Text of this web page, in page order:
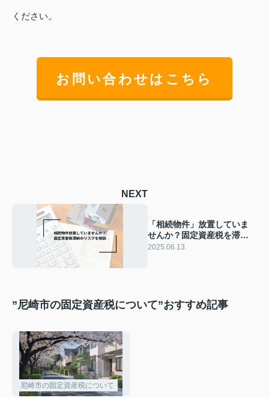
ください。
お問い合わせはこちら
NEXT
「相続物件」放置していま
せんか？固定資産税を滞納
するとどうなる？売却を考
2025.06.13
”尼崎市の固定資産税について”おすすめ記事
尼崎市の固定資産税について